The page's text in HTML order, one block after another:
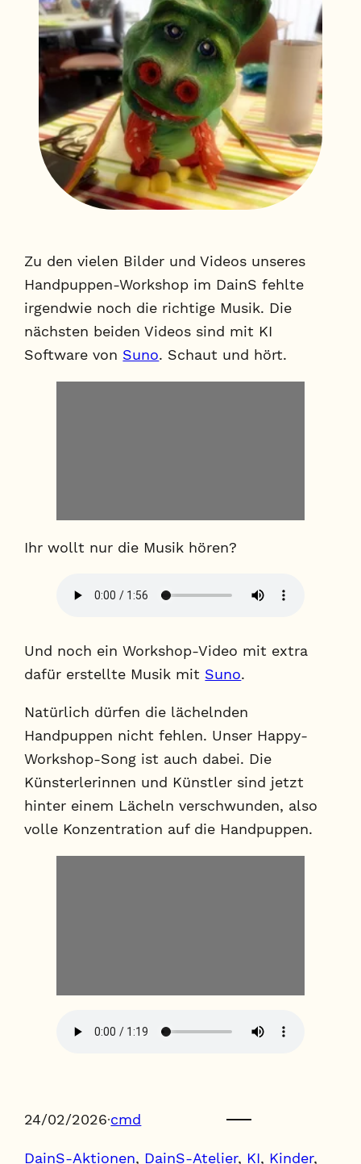
Zu den vielen Bilder und Videos unseres
Handpuppen-Workshop im DainS fehlte
irgendwie noch die richtige Musik. Die
nächsten beiden Videos sind mit KI
Software von Suno. Schaut und hört.
Ihr wollt nur die Musik hören?
Und noch ein Workshop-Video mit extra
dafür erstellte Musik mit Suno.
Natürlich dürfen die lächelnden
Handpuppen nicht fehlen. Unser Happy-
Workshop-Song ist auch dabei. Die
Künsterlerinnen und Künstler sind jetzt
hinter einem Lächeln verschwunden, also
volle Konzentration auf die Handpuppen.
24/02/2026·cmd
DainS-Aktionen, DainS-Atelier, KI, Kinder